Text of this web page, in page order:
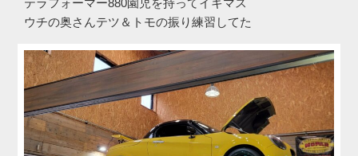
テラフォーマー880園児を持ってイキマス
ウチの奥さんテツ＆トモの振り練習してた